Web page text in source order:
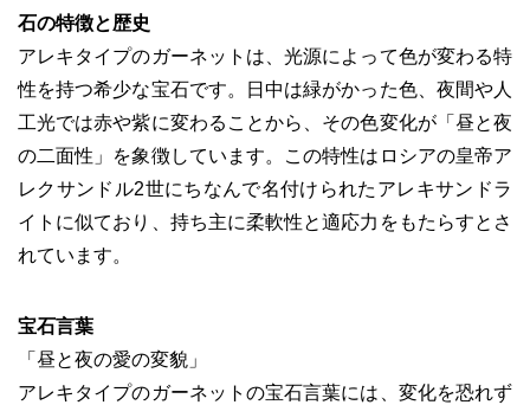
石の特徴と歴史
アレキタイプのガーネットは、光源によって色が変わる特
性を持つ希少な宝石です。日中は緑がかった色、夜間や人
工光では赤や紫に変わることから、その色変化が「昼と夜
の二面性」を象徴しています。この特性はロシアの皇帝ア
レクサンドル2世にちなんで名付けられたアレキサンドラ
イトに似ており、持ち主に柔軟性と適応力をもたらすとさ
れています。
宝石言葉
「昼と夜の愛の変貌」
アレキタイプのガーネットの宝石言葉には、変化を恐れず